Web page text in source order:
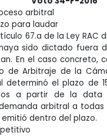
arbitral
para laudar
67.a de la Ley RAC
sido dictado fuera
En el caso concreto,
de Arbitraje de la
determinó el plazo de
a partir de la data
arbitral a todas
dentro del plazo.